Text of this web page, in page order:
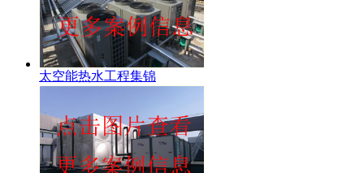
太空能热水工程集锦